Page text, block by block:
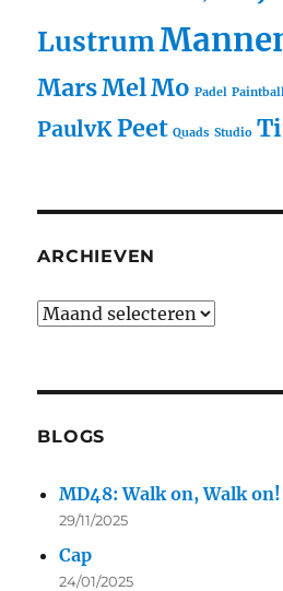
Lustrum
MarsMelMo Padel
PaulvKPeet Quads Studio
ARCHIEVEN
BLOGS
MD48: Walk on, Walk on!
29/11/2025
Cap
24/01/2025